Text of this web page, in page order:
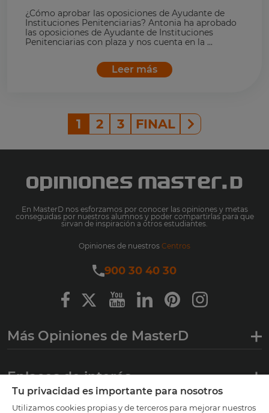
¿Cómo aprobar las oposiciones de Ayudante de
Instituciones Penitenciarias? Antonia ha aprobado
las oposiciones de Ayudante de Instituciones
Penitenciarias con plaza y nos cuenta en la ...
Leer más
1 2 3 FINAL
En MasterD nos esforzamos por conocer las opiniones y metas
conseguidas por nuestros alumnos y poder compartirlas para que
sirvan de inspiración a otros estudiantes.
Opiniones de nuestros Centros
900 30 40 30
Más Opiniones de MasterD
Enlaces de interés
Tu privacidad es importante para nosotros
Utilizamos cookies propias y de terceros para mejorar nuestros